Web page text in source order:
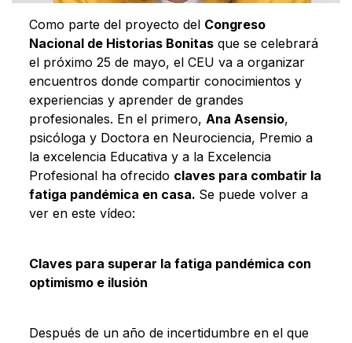
Como parte del proyecto del Congreso
Nacional de Historias Bonitasque se celebrará
el próximo 25 de mayo, el CEU va a organizar
encuentros donde compartir conocimientos y
experiencias y aprender de grandes
profesionales. En el primero, Ana Asensio,
psicóloga y Doctora en Neurociencia, Premio a
la excelencia Educativa y a la Excelencia
Profesional ha ofrecido claves para combatir la
fatiga pandémica en casa. Se puede volver a
ver en este vídeo:
Claves para superar la fatiga pandémica con
optimismo e ilusión
Después de un año de incertidumbre en el que